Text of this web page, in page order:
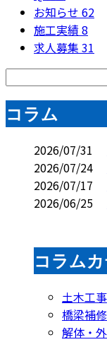
お知らせ 62
施工実績8
求人募集 31
コラム
2026/07/31
2026/07/24
2026/07/17
2026/06/25
コラム
土木工事
橋梁補
解体・